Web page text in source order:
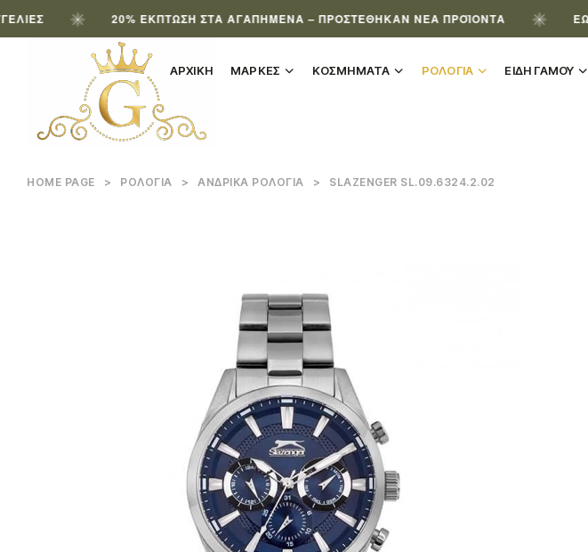
20% ΈΚΠΤΩΣΗ ΣΤΑ ΑΓΑΠΗΜΈΝΑ – ΠΡΟΣΤΈΘΗΚΑΝ ΝΈΑ ΠΡΟΪΌΝΤΑ ΈΩΣ ΚΑΙ
ΑΡΧΙΚΗ ΜΑΡΚΕΣ ΚΟΣΜΗΜΑΤΑ ΡΟΛΟΓΙΑ ΕΙΔΗ ΓΑΜΟΥ
HOME PAGE > ΡΟΛΌΓΙΑ > ΑΝΔΡΙΚΆ ΡΟΛΌΓΙΑ > SLAZENGER SL.09.6324.2.02